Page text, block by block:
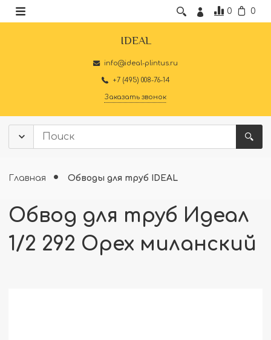
0 0
IDEAL
info@ideal-plintus.ru
+7 (495) 008-76-14
Заказать звонок
Главная Обводы для труб IDEAL
Обвод для труб Идеал
1/2 292 Орех миланский